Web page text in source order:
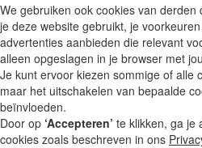
We gebruiken ook cookies van
je deze website gebruikt, je
advertenties aanbieden die relevant
alleen opgeslagen in je browser met
Je kunt ervoor kiezen sommige of alle
maar het uitschakelen van bepaalde
beïnvloeden.
Door op ‘Accepteren’ te klikken, ga je
cookies zoals beschreven in ons